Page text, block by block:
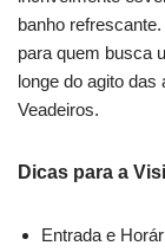
banho
para quem busca
longe do agito
Veadeiros.
Dicas para a
Entrada e